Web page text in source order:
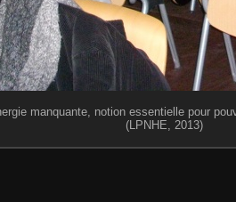
manquante, notion essentielle pour
(LPNHE, 2013)